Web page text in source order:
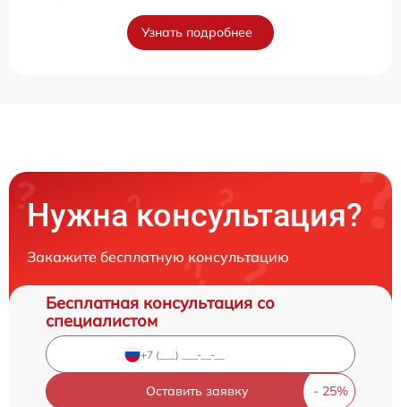
Узнать подробнее
Нужна консультация?
Закажите бесплатную консультацию
Бесплатная консультация со
специалистом
Оставить заявку